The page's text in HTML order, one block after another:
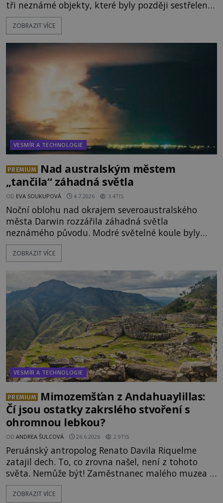
tři neznámé objekty, které byly později sestřeleny.
Do dnešních dnů nebyly trosky těchto létajících
těles objeveny. Je možné, že šlo o nějaké nové
mimozemského původu? Dne 4. února roku 2023
vydává
ZOBRAZIT VÍCE
VESMÍR A TECHNOLOGIE
PREMIUM
Nad australským městem
„tančila“ záhadná světla
OD EVA SOUKUPOVÁ 4.7.2026 3.4TIS
Noční oblohu nad okrajem severoaustralského
města Darwin rozzářila záhadná světla
neznámého původu. Modré světelné koule byly
viditelné nejméně dvacet minut, během nichž se
opakovaně objevovaly a zase mizely. Svědek, který
mohlo jít o návštěvu ze světa duchů. Záhadný
záznam okamžitě rozpoutal deb
ZOBRAZIT VÍCE
VESMÍR A TECHNOLOGIE
PREMIUM
Mimozemšťan z Andahuaylillas:
Čí jsou ostatky zakrslého stvoření s
ohromnou lebkou?
OD ANDREA ŠULCOVÁ 26.6.2026 2.9TIS
Peruánský antropolog Renato Davila Riquelme
zatajil dech. To, co zrovna našel, není z tohoto
světa. Nemůže být! Zaměstnanec malého muzea v
peruánském městečku Andahuaylillas nedaleko
legendárního Cuzca pomalu sestupuje z posvátné
ZOBRAZIT VÍCE